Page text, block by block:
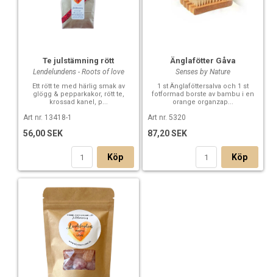
Te julstämning rött
Lendelundens - Roots of love
Ett rött te med härlig smak av
glögg & pepparkakor, rött te,
krossad kanel, p...
Art nr. 13418-1
56,00 SEK
Köp
Änglafötter Gåva
Senses by Nature
1 st Änglaföttersalva och 1 st
fotformad borste av bambu i en
orange organzap...
Art nr. 5320
87,20 SEK
Köp